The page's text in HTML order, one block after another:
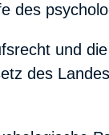
des
und
des